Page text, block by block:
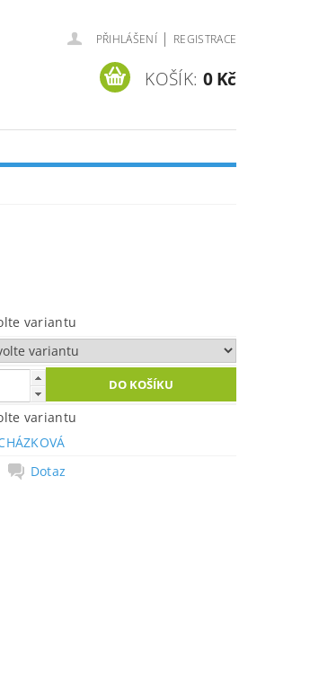
PŘIHLÁŠENÍ | REGISTRACE
KOŠÍK: 0 Kč
variantu
variantu
Dotaz